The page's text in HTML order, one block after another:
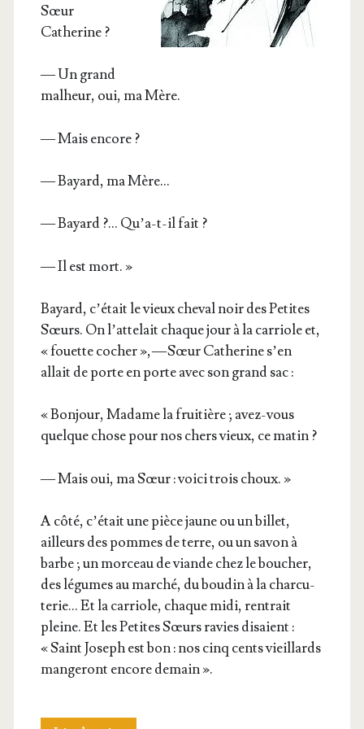
Sœur
Catherine ?
— Un grand
mal­heur, oui, ma Mère.
— Mais encore ?
— Bayard, ma Mère…
— Bayard ?… Qu’a-t-il fait ?
— Il est mort. »
Bayard, c’é­tait le vieux che­val noir des Petites
Sœurs. On l’at­te­lait chaque jour à la car­riole et,
« fouette cocher », — Sœur Cathe­rine s’en
allait de porte en porte avec son grand sac :
« Bon­jour, Madame la frui­tière ; avez-vous
quelque chose pour nos chers vieux, ce matin ?
— Mais oui, ma Sœur : voi­ci trois choux. »
A côté, c’é­tait une pièce jaune ou un billet,
ailleurs des pommes de terre, ou un savon à
barbe ; un mor­ceau de viande chez le bou­cher,
des légumes au mar­ché, du bou­din à la char­cu­
te­rie… Et la car­riole, chaque midi, ren­trait
pleine. Et les Petites Sœurs ravies disaient :
« Saint Joseph est bon : nos cinq cents vieillards
man­ge­ront encore demain ».